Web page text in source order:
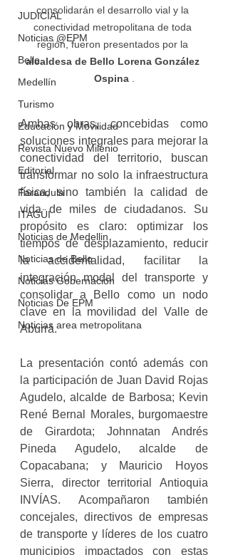
JUDICIAL
Noticias @EPM
Bello
Medellín
Turismo
Educación y Movilidad
Revista Nuevo Milenio
Editorial
Farandula
ITAGÜI
Noticias de Medellin
Noticias de Bello
Noticias Gobernación
Noticias De EPM
Noticias area metropolitana
consolidarán el desarrollo vial y la
conectividad metropolitana de toda
región, fueron presentados por la
alcaldesa de Bello Lorena González
Ospina .
Ambas obras, concebidas como
soluciones integrales para mejorar la
conectividad del territorio, buscan
transformar no solo la infraestructura
física, sino también la calidad de
vida de miles de ciudadanos. Su
propósito es claro: optimizar los
tiempos de desplazamiento, reducir
la accidentalidad, facilitar la
integración modal del transporte y
consolidar a Bello como un nodo
clave en la movilidad del Valle de
Aburrá.
La presentación contó además con
la participación de Juan David Rojas
Agudelo, alcalde de Barbosa; Kevin
René Bernal Morales, burgomaestre
de Girardota; Johnnatan Andrés
Pineda Agudelo, alcalde de
Copacabana; y Mauricio Hoyos
Sierra, director territorial Antioquia
INVÍAS. Acompañaron también
concejales, directivos de empresas
de transporte y líderes de los cuatro
municipios impactados con estas